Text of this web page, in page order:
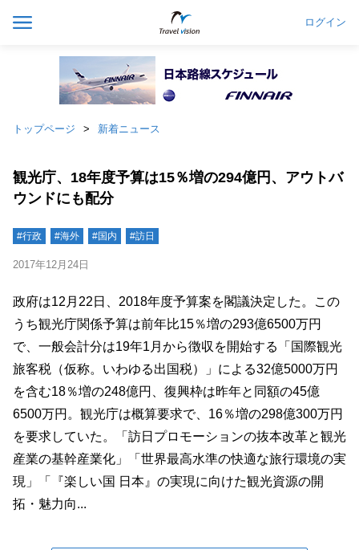
ログイン
トップページ 新着ニュース
観光庁、18年度予算は15％増の294億円、アウトバ
ウンドにも配分
#行政 #海外 #国内 #訪日
2017年12月24日
政府は12月22日、2018年度予算案を閣議決定した。この
うち観光庁関係予算は前年比15％増の293億6500万円
で、一般会計分は19年1月から徴収を開始する「国際観光
旅客税（仮称。いわゆる出国税）」による32億5000万円
を含む18％増の248億円、復興枠は昨年と同額の45億
6500万円。観光庁は概算要求で、16％増の298億300万円
を要求していた。「訪日プロモーションの抜本改革と観光
産業の基幹産業化」「世界最高水準の快適な旅行環境の実
現」「『楽しい国 日本』の実現に向けた観光資源の開
拓・魅力向...